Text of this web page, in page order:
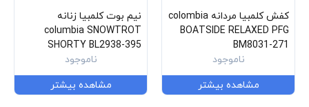
کفش کلمبیا مردانه colombia
BOATSIDE RELAXED PFG
BM8031-271
ناموجود
مشاهده بیشتر
نیم بوت کلمبیا زنانه
columbia SNOWTROT
SHORTY BL2938-395
ناموجود
مشاهده بیشتر